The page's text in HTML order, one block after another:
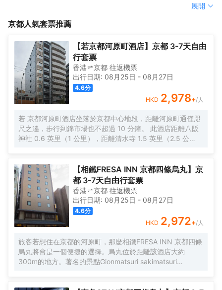
慮和安排，包括空調、液晶電視機和衣櫃/衣櫥，滿足您入住需求的
浴室是您消除一天疲勞的好地方。</br>在結束一天的行程後，您可
當地風土人情的相關信息。
坐落在祇園/清水寺，Minn 祗園 酒店公寓在京都佔盡地理之宜。包
在該地區遊覽會很方便。</br>客房內的所有設施都是經過精心的考
同時又能增添家的温馨感。除此之外，配備有拖鞋和24小時熱水的
浴室是您消除一天疲勞的好地方。</br>在結束一天的行程後，您可
以盡情享受酒店的Spa。外國旅客可以通過多國語言工作人員瞭解
當地風土人情的相關信息。
展開
京都人氣套票推薦
【若京都河原町酒店】京都 3-7天自由
行套票
香港 京都 往返機票
出行日期: 08月25日 - 08月27日
4.6分
HKD 2,978+/人
若 京都河原町酒店坐落於京都中心地段，距離河原町通僅咫
尺之遙，步行到錦市場也不超過 10 分鐘。 此酒店距離八阪
神社 0.6 英里（1 公里），距離清水寺 1.5 英里（2.5 公
李寄存和洗衣設施。 有 40 間客房提供冰箱和平板電視；您
定能在旅途中找到家的舒適。提供免費無線網絡，方便您與
朋友保持聯繫；數碼頻道可滿足您的娛樂需求。配備淋浴/盆
浴組合的私人浴室提供坐浴桶和吹風機。便利設施包括書桌
和免費袋泡茶/速溶咖啡；而且按要求提供提供客房服務。
【相鐵FRESA INN 京都四條烏丸】京
都 3-7天自由行套票
香港 京都 往返機票
出行日期: 08月25日 - 08月27日
4.6分
HKD 2,972+/人
旅客若想住在京都的河原町，那麼相鐵FRESA INN 京都四條
烏丸將會是一個便捷的選擇。烏丸位於距離該酒店大約
300m的地方。著名的景點Gionmatsuri sakimatsuri